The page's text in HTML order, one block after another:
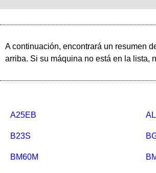
A continuación, encontrará un resumen
arriba. Si su máquina no está en la lista,
A25EB
B23S
BM60M